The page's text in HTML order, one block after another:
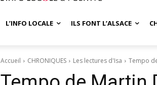
L’INFO LOCALE ILS FONT L’ALSACE
Accueil CHRONIQUES Les lectures d'Isa Tempo